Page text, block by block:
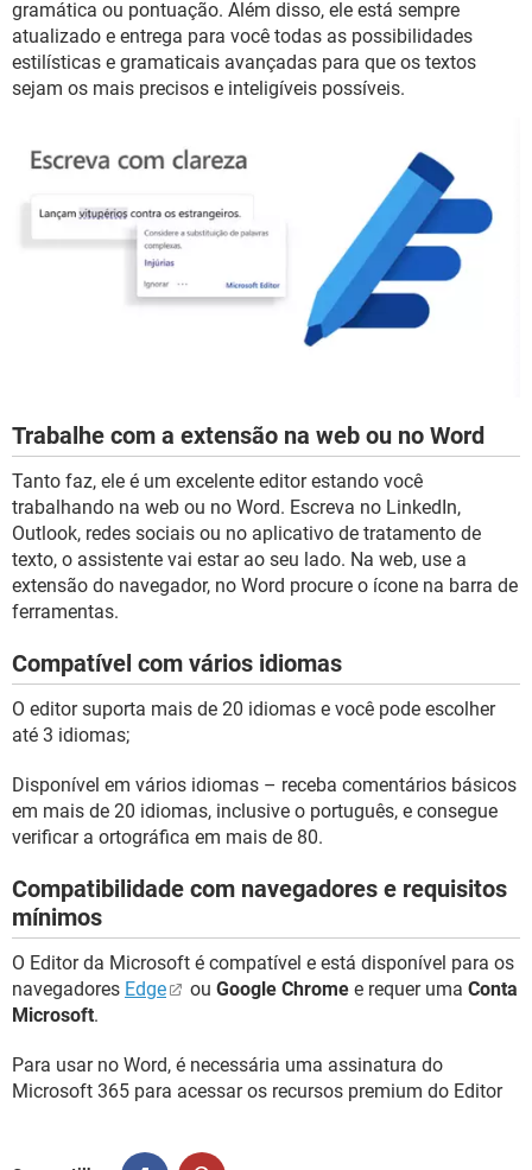
gramática ou pontuação. Além disso, ele está sempre
atualizado e entrega para você todas as possibilidades
estilísticas e gramaticais avançadas para que os textos
sejam os mais precisos e inteligíveis possíveis.
Trabalhe com a extensão na web ou no Word
Tanto faz, ele é um excelente editor estando você
trabalhando na web ou no Word. Escreva no LinkedIn,
Outlook, redes sociais ou no aplicativo de tratamento de
texto, o assistente vai estar ao seu lado. Na web, use a
extensão do navegador, no Word procure o ícone na barra de
ferramentas.
Compatível com vários idiomas
O editor suporta mais de 20 idiomas e você pode escolher
até 3 idiomas;
Disponível em vários idiomas – receba comentários básicos
em mais de 20 idiomas, inclusive o português, e consegue
verificar a ortográfica em mais de 80.
Compatibilidade com navegadores e requisitos
mínimos
O Editor da Microsoft é compatível e está disponível para os
navegadores Edge ou Google Chrome e requer uma Conta
Microsoft.
Para usar no Word, é necessária uma assinatura do
Microsoft 365 para acessar os recursos premium do Editor